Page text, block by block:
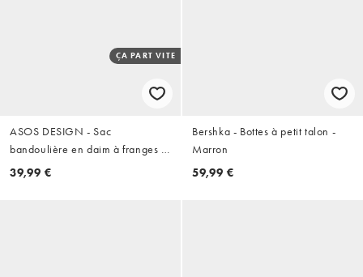
ÇA PART VITE
ASOS DESIGN - Sac
bandoulière en daim à franges -
Fauve
39,99 €
Bershka - Bottes à petit talon -
Marron
59,99 €